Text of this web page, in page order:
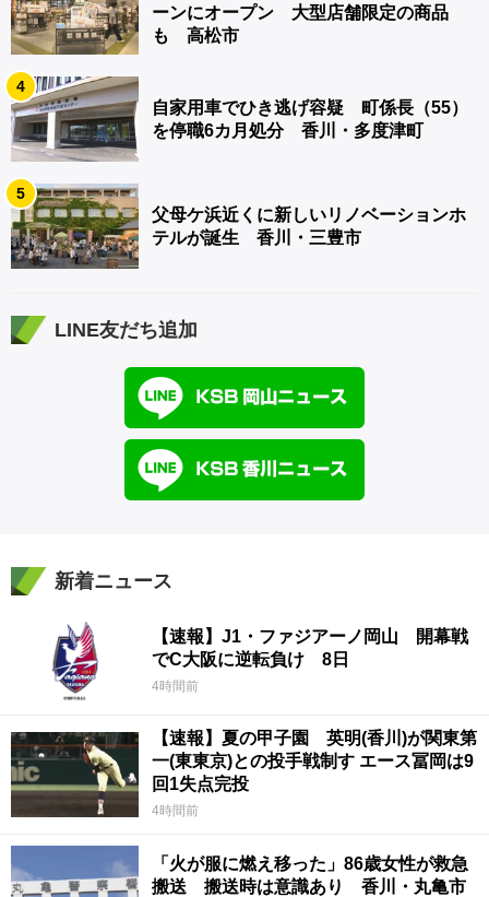
ーンにオープン 大型店舗限定の商品
も 高松市
4
自家用車でひき逃げ容疑 町係長（55）
を停職6カ月処分 香川・多度津町
5
父母ケ浜近くに新しいリノベーションホ
テルが誕生 香川・三豊市
LINE友だち追加
新着ニュース
【速報】J1・ファジアーノ岡山 開幕戦
でC大阪に逆転負け 8日
4時間前
【速報】夏の甲子園 英明(香川)が関東第
一(東東京)との投手戦制す エース冨岡は9
回1失点完投
4時間前
「火が服に燃え移った」86歳女性が救急
搬送 搬送時は意識あり 香川・丸亀市